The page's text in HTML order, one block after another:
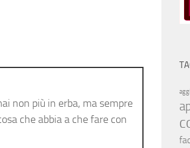
non più in erba, ma sempre
che abbia a che fare con